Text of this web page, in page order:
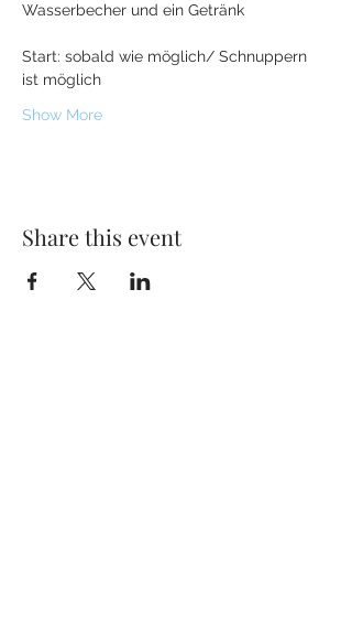
Wasserbecher und ein Getränk
​Start: sobald wie möglich/ Schnuppern
ist möglich
Show More
Share this event